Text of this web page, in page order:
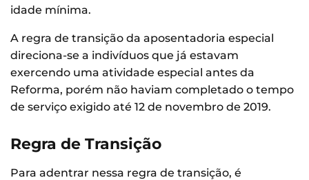
idade mínima.
A regra de transição da aposentadoria especial
direciona-se a indivíduos que já estavam
exercendo uma atividade especial antes da
Reforma, porém não haviam completado o tempo
de serviço exigido até 12 de novembro de 2019.
Regra de Transição
Para adentrar nessa regra de transição, é